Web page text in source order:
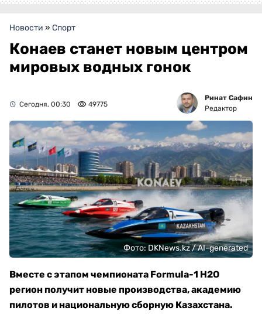
Новости » Спорт
Конаев станет новым центром
мировых водных гонок
Сегодня, 00:30 49775
Ринат Сафин
Редактор
Фото: DKNews.kz / AI-generated
Вместе с этапом чемпионата Formula-1 H2O
регион получит новые производства, академию
пилотов и национальную сборную Казахстана.